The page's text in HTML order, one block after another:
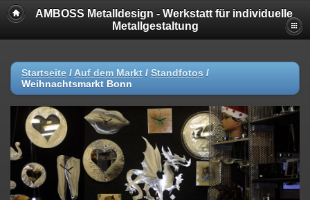
AMBOSS Metalldesign - Werkstatt für individuelle
Metallgestaltung
Startseite / Auf dem Markt / Standfotos /
Weihnachtsmarkt Bonn